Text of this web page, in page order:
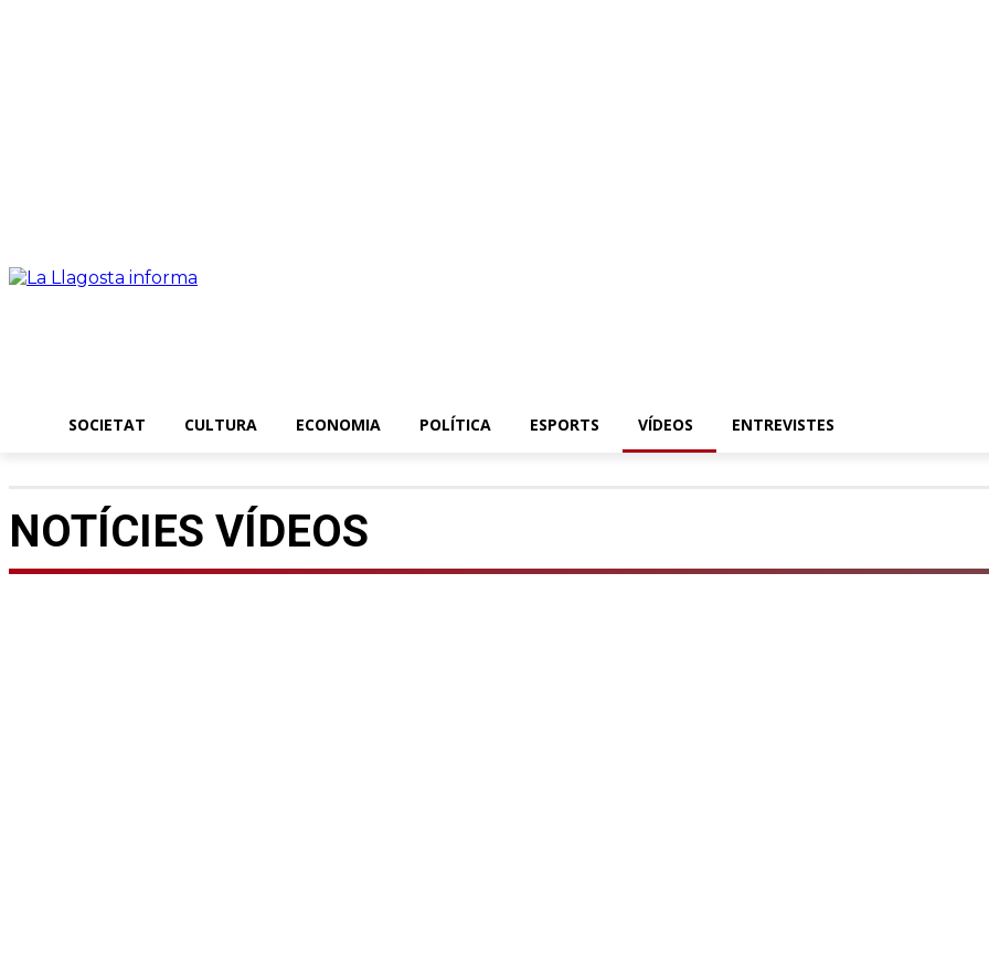
SOCIETAT CULTURA ECONOMIA POLÍTICA ESPORTS VÍDEOS ENTREVISTES
NOTÍCIES VÍDEOS